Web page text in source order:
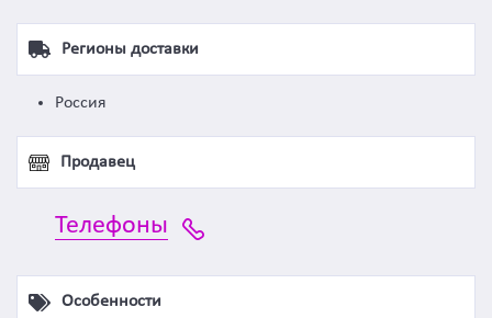
Регионы доставки
Россия
Продавец
Телефоны
Особенности